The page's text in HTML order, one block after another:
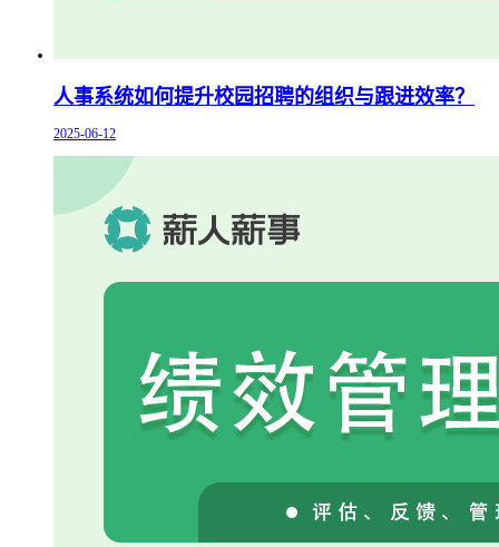
人事系统如何提升校园招聘的组织与跟进效率？
2025-06-12